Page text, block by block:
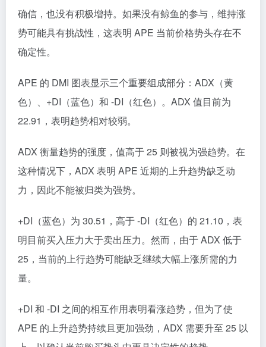
确信，也没有积极增持。如果没有鲸鱼的参与，维持涨
势可能具有挑战性，这表明 APE 当前价格势头存在不
确定性。
APE 的 DMI 图表显示三个重要组成部分：ADX（黄
色）、+DI（蓝色）和 -DI（红色）。ADX 值目前为
22.91，表明趋势相对较弱。
ADX 衡量趋势的强度，值高于 25 则被视为强趋势。在
这种情况下，ADX 表明 APE 近期的上升趋势缺乏动
力，因此不能被归类为强势。
+DI（蓝色）为 30.51，高于 -DI（红色）的 21.10，表
明目前买入压力大于卖出压力。然而，由于 ADX 低于
25，当前的上行趋势可能缺乏继续大幅上涨所需的力
量。
+DI 和 -DI 之间的相互作用表明看涨趋势，但为了使
APE 的上升趋势持续且更加强劲，ADX 需要升至 25 以